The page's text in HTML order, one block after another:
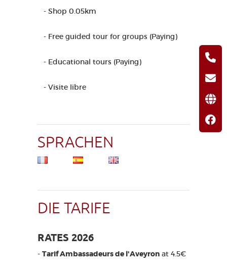
- Shop 0.05km
- Free guided tour for groups (Paying)
- Educational tours (Paying)
- Visite libre
SPRACHEN
DIE TARIFE
RATES 2026
- Tarif Ambassadeurs de l'Aveyron at 4.5€